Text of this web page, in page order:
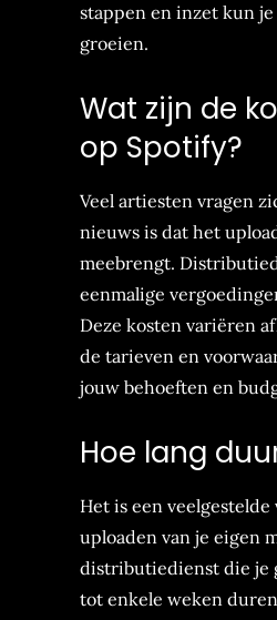
stappen en inzet kun
groeien.
Wat zijn de
op Spotify?
Veel artiesten vragen
nieuws is dat het
meebrengt.
eenmalige
Deze kosten variëren
de tarieven en
jouw behoeften en
Hoe lang
Het is een
uploaden van je eigen
distributiedienst die je
tot enkele weken